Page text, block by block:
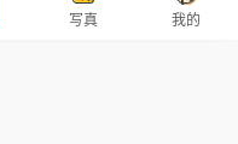
写真 我的